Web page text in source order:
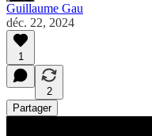
Guillaume Gau
déc. 22, 2024
1
2
Partager